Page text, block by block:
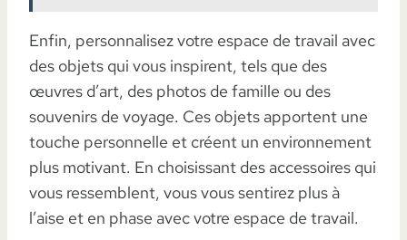
Enfin, personnalisez votre espace de travail avec
des objets qui vous inspirent, tels que des
œuvres d’art, des photos de famille ou des
souvenirs de voyage. Ces objets apportent une
touche personnelle et créent un environnement
plus motivant. En choisissant des accessoires qui
vous ressemblent, vous vous sentirez plus à
l’aise et en phase avec votre espace de travail.